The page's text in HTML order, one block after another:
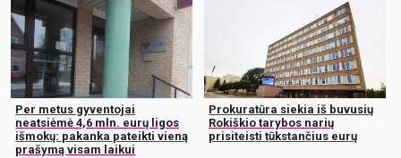
Per metus gyventojai
neatsiėmė 4,6 mln. eurų ligos
išmokų: pakanka pateikti vieną
prašymą visam laikui
Prokuratūra siekia iš buvusių
Rokiškio tarybos narių
prisiteisti tūkstančius eurų